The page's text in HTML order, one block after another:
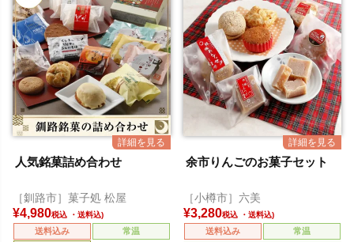
人気銘菓詰め合わせ
［釧路市］菓子処 松屋
¥4,980税込
送料込み
常温
余市りんごのお菓子セット
［小樽市］六美
¥3,280税込
送料込み 常温